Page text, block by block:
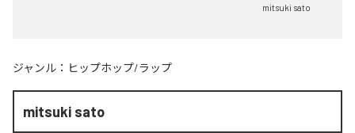
mitsuki sato
ジャンル： ヒップホップ/ラップ
mitsuki sato